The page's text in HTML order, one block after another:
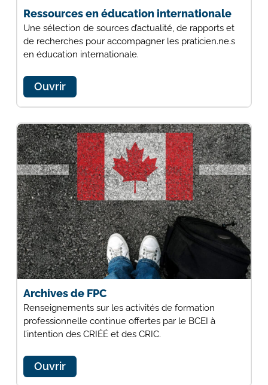
Ressources en éducation internationale
Une sélection de sources d’actualité, de rapports et
de recherches pour accompagner les praticien.ne.s
en éducation internationale.
Ouvrir
Archives de FPC
Renseignements sur les activités de formation
professionnelle continue offertes par le BCEI à
l’intention des CRIÉÉ et des CRIC.
Ouvrir